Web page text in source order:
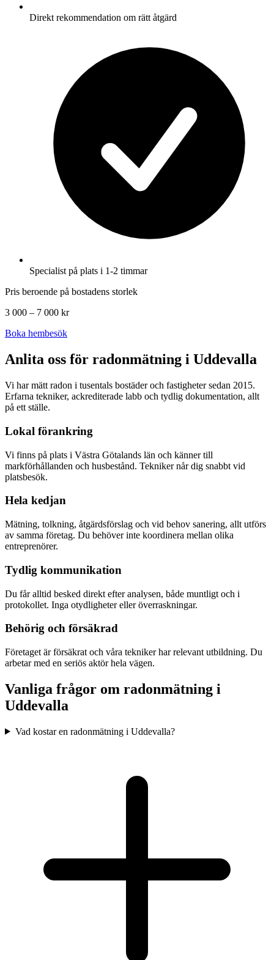
Direkt rekommendation om rätt åtgärd
Specialist på plats i 1-2 timmar
Pris beroende på bostadens storlek
3 000 – 7 000 kr
Boka hembesök
Anlita oss för radonmätning i Uddevalla
Vi har mätt radon i tusentals bostäder och fastigheter sedan 2015.
Erfarna tekniker, ackrediterade labb och tydlig dokumentation, allt
på ett ställe.
Lokal förankring
Vi finns på plats i Västra Götalands län och känner till
markförhållanden och husbestånd. Tekniker når dig snabbt vid
platsbesök.
Hela kedjan
Mätning, tolkning, åtgärdsförslag och vid behov sanering, allt utförs
av samma företag. Du behöver inte koordinera mellan olika
entreprenörer.
Tydlig kommunikation
Du får alltid besked direkt efter analysen, både muntligt och i
protokollet. Inga otydligheter eller överraskningar.
Behörig och försäkrad
Företaget är försäkrat och våra tekniker har relevant utbildning. Du
arbetar med en seriös aktör hela vägen.
Vanliga frågor om radonmätning i
Uddevalla
Vad kostar en radonmätning i Uddevalla?